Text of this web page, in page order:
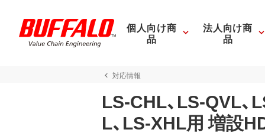
個人向け商
品
法人向け商
品
対応情報
LS-CHL、LS-QVL、
L、LS-XHL用 増設